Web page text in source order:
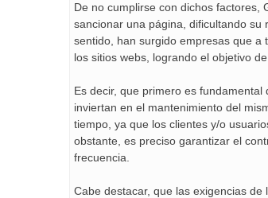
De no cumplirse con dichos factores,
sancionar una página, dificultando
sentido, han surgido empresas que a
los sitios webs, logrando el objetivo
Es decir, que primero es
inviertan en el mantenimiento del
tiempo, ya que los clientes y/o
obstante, es preciso garantizar el
frecuencia.
Cabe destacar, que las exigencias